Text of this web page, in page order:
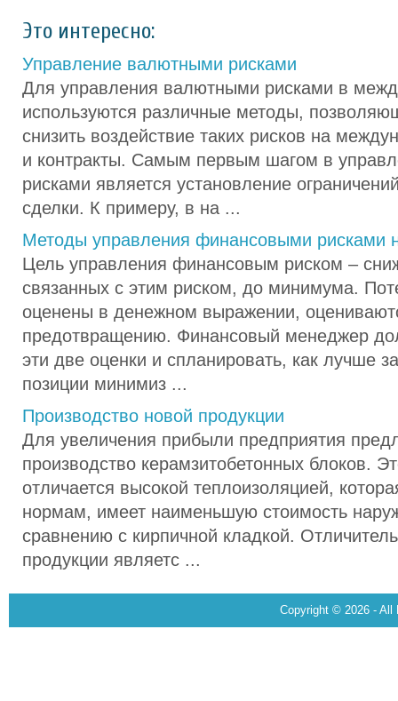
Это интересно:
Управление валютными рисками
Для управления валютными рисками в
используются различные методы,
снизить воздействие таких рисков на
и контракты. Самым первым шагом в
рисками является установление
сделки. К примеру, в на ...
Методы управления финансовыми рисками
Цель управления финансовым риском –
связанных с этим риском, до минимума.
оценены в денежном выражении,
предотвращению. Финансовый менеджер
эти две оценки и спланировать, как лучше
позиции минимиз ...
Производство новой продукции
Для увеличения прибыли предприятия
производство керамзитобетонных блоков.
отличается высокой теплоизоляцией,
нормам, имеет наименьшую стоимость
сравнению с кирпичной кладкой.
продукции являетс ...
Copyright © 2026 - All